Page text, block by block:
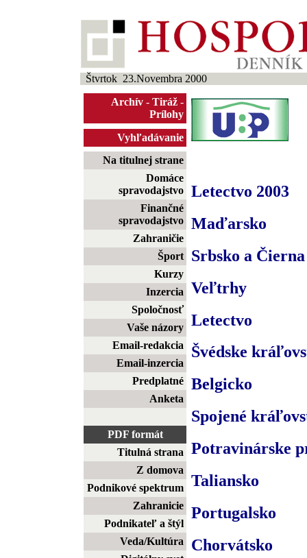
Štvrtok 23.Novembra 2000
Archív - Tiráž -
Prílohy
Vyhľadávanie
Na titulnej strane
Domáce
spravodajstvo
Finančné
spravodajstvo
Zahraničie
Šport
Kurzy
Inzercia
Spoločnosť
Vaše názory
Email-redakcia
Email-inzercia
Predplatné
Anketa
PDF formát
Titulná strana
Z domova
Podnikové spektrum
Zahranicie
Podnikateľ a štýl
Veda/Kultúra
Letectvo 2003
Maďarsko
Srbsko a
Veľtrhy
Letectvo
Švédske
Belgicko
Spojené
Potravinárske
Taliansko
Portugalsko
Chorvátsko